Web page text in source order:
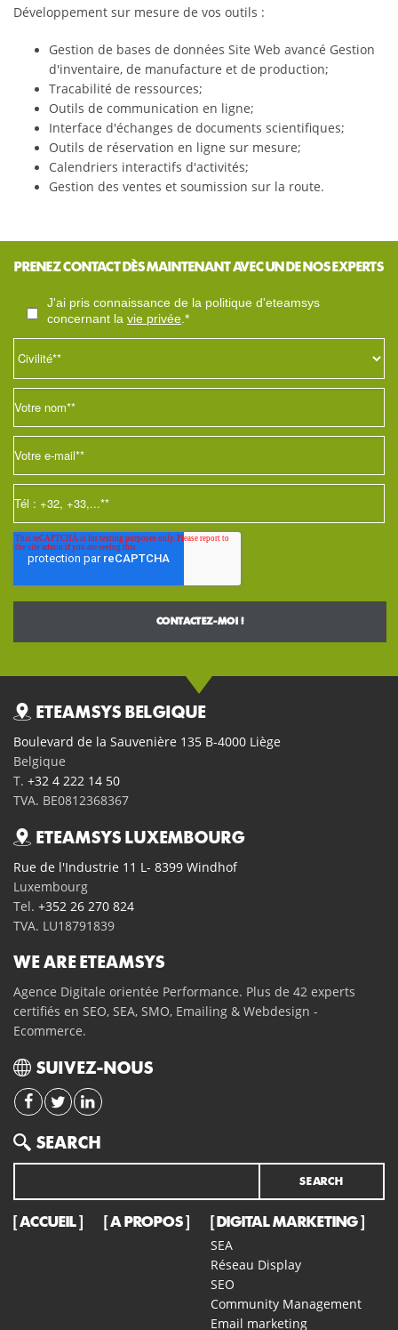
Développement sur mesure de vos outils :
Gestion de bases de données Site Web avancé Gestion
d'inventaire, de manufacture et de production;
Tracabilité de ressources;
Outils de communication en ligne;
Interface d'échanges de documents scientifiques;
Outils de réservation en ligne sur mesure;
Calendriers interactifs d'activités;
Gestion des ventes et soumission sur la route.
PRENEZ CONTACT DÈS MAINTENANT AVEC UN DE NOS EXPERTS
j'ai pris connaissance de la politique d'eteamsys
concernant la vie privée .*
ETEAMSYS BELGIQUE
Boulevard de la Sauvenière 135 B-4000 Liège
Belgique
T. +32 4 222 14 50
TVA. BE0812368367
ETEAMSYS LUXEMBOURG
Rue de l'Industrie 11 L- 8399 Windhof
Luxembourg
Tel. +352 26 270 824
TVA. LU18791839
WE ARE ETEAMSYS
Agence Digitale orientée Performance. Plus de 42 experts
certifiés en SEO, SEA, SMO, Emailing & Webdesign -
Ecommerce.
SUIVEZ-NOUS
SEARCH
Search
ACCUEIL A PROPOS DIGITAL MARKETING
SEA
Réseau Display
SEO
Community Management
Email marketing